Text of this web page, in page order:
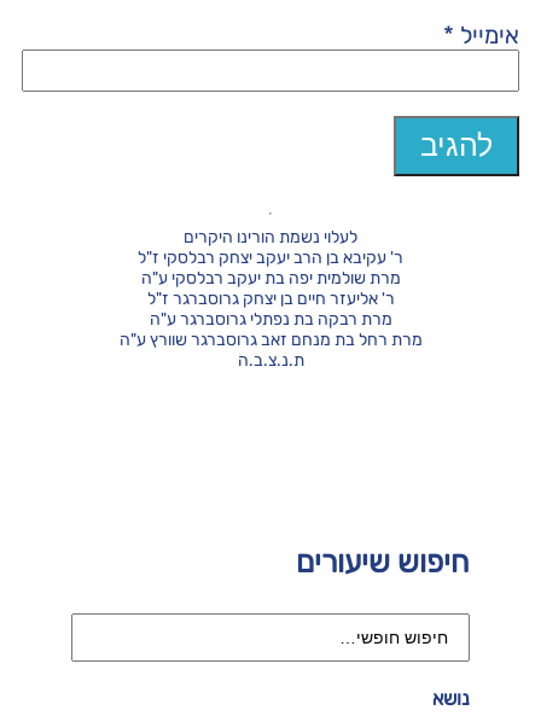
אימייל *
חיפוש שיעורים
נושא
לעלוי נשמת הורינו היקרים
ר' עקיבא בן הרב יעקב יצחק רבלסקי ז"ל
מרת שולמית יפה בת יעקב רבלסקי ע"ה
ר' אליעזר חיים בן יצחק גרוסברגר ז"ל
מרת רבקה בת נפתלי גרוסברגר ע"ה
מרת רחל בת מנחם זאב גרוסברגר שוורץ ע"ה
ת.נ.צ.ב.ה